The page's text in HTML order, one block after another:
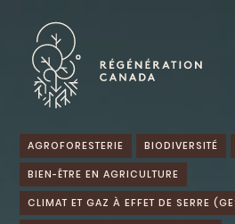
content
AGROFORESTERIE BIODIVERSITÉ
BIEN-ÊTRE EN AGRICULTURE
CLIMAT ET GAZ À EFFET DE SERRE